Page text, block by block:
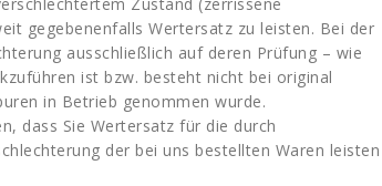
gegebenenfalls Wertersatz zu leisten. Bei der
ausschließlich auf deren Prüfung – wie
ist bzw. besteht nicht bei original
in Betrieb genommen wurde.
dass Sie Wertersatz für die durch
der bei uns bestellten Waren leisten